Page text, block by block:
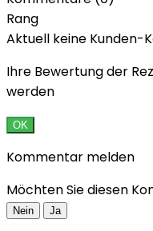
Rang
Aktuell keine Kunden-
Ihre Bewertung der
werden
OK
Kommentar melden
Möchten Sie diesen
Nein Ja